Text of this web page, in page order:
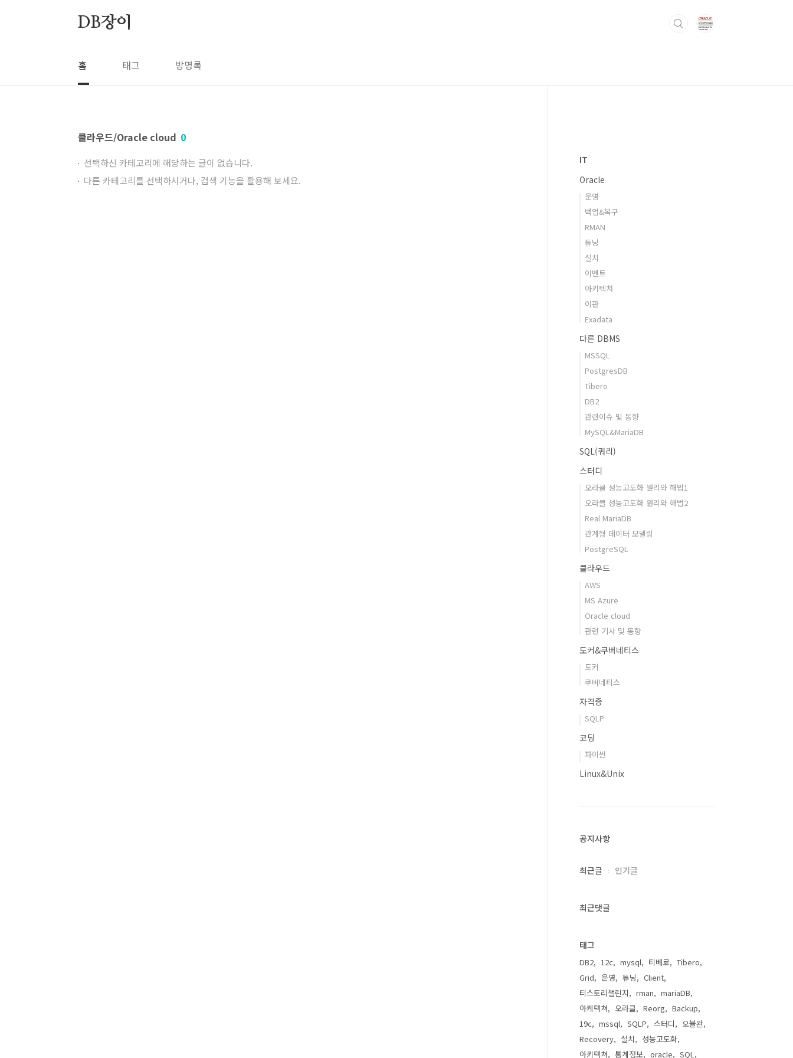
DB장이
홈 태그 방명록
클라우드/Oracle cloud 0
선택하신 카테고리에 해당하는 글이 없습니다.
다른 카테고리를 선택하시거나, 검색 기능을 활용해 보세요.
IT
Oracle
운영
백업&복구
RMAN
튜닝
설치
이벤트
아키텍쳐
이관
Exadata
다른 DBMS
MSSQL
PostgresDB
Tibero
DB2
관련이슈 및 동향
MySQL&MariaDB
SQL(쿼리)
스터디
오라클 성능고도화 원리와 해법1
오라클 성능고도화 원리와 해법2
Real MariaDB
관계형 데이터 모델링
PostgreSQL
클라우드
AWS
MS Azure
Oracle cloud
관련 기사 및 동향
도커&쿠버네티스
도커
쿠버네티스
자격증
SQLP
코딩
파이썬
Linux&Unix
공지사항
최근글 인기글
최근댓글
태그
DB2 12c mysql 티베로
Tibero
Grid
운영 튜닝
Client
티스토리챌린지
rman
mariaDB
아케텍쳐
오라클 Reorg
Backup
19c
mssql SQLP 스터디
오블완
Recovery
설치
성능고도화
아키텍쳐
통계정보 oracle SQL